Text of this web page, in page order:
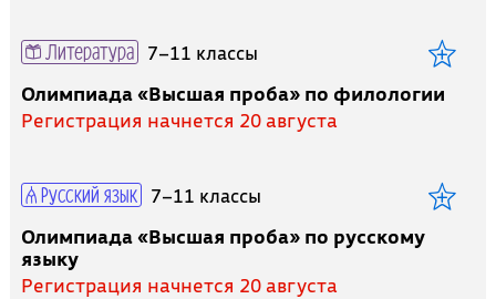
Литература 7–11 классы
Олимпиада «Высшая проба» по филологии
Регистрация начнется 20 августа
Русский язык 7–11 классы
Олимпиада «Высшая проба» по русскому
языку
Регистрация начнется 20 августа